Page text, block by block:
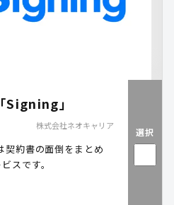
Signing」
株式会社ネオキャリア
契約書の面倒をまとめ
スです。
選択